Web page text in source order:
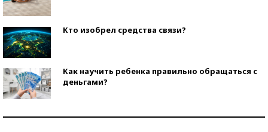
Кто изобрел средства связи?
Как научить ребенка правильно обращаться с
деньгами?